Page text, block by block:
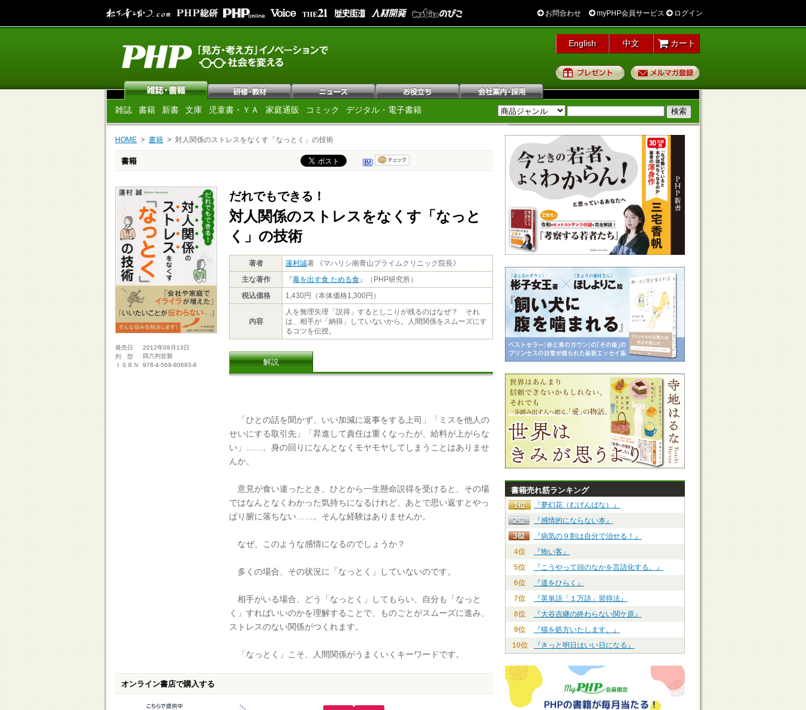
お問合わせ myPHP会員サービス ログイン
English 中文 カート
プレゼント
雑誌 書籍 新書 文庫 児童書・ＹＡ 家庭通販 コミック デジタル・電子書籍
HOME 書籍 対人関係のストレスをなくす「なっとく」の技術
書籍
発売日
2012年09月13日
判 型
四六判並製
ＩＳＢＮ
978-4-569-80693-8
だれでもできる！
対人関係のストレスをなくす「なっと
く」の技術
著者 蓮村誠著 《マハリシ南青山プライムクリニック院長》
主な著作
『毒を出す食 ためる食』（PHP研究所）
税込価格
1,430円（本体価格1,300円）
内容
人を無理矢理「説得」するとしこりが残るのはなぜ？ それ
は、相手が「納得」していないから。人間関係をスムーズにす
るコツを伝授。
解説
「ひとの話を聞かず、いい加減に返事をする上司」「ミスを他人の
せいにする取引先」「昇進して責任は重くなったが、給料が上がらな
い」……。身の回りになんとなくモヤモヤしてしまうことはありませ
んか。
意見が食い違ったとき、ひとから一生懸命説得を受けると、その場
ではなんとなくわかった気持ちになるけれど、あとで思い返すとやっ
ぱり腑に落ちない……。そんな経験はありませんか。
なぜ、このような感情になるのでしょうか？
多くの場合、その状況に「なっとく」していないのです。
相手がいる場合、どう「なっとく」してもらい、自分も「なっと
く」すればいいのかを理解することで、ものごとがスムーズに進み、
ストレスのない関係がつくれます。
「なっとく」こそ、人間関係がうまくいくキーワードです。
オンライン書店で購入する
書籍売れ筋ランキング
『夢幻花（むげんばな）』
『感情的にならない本』
『病気の９割は自分で治せる！』
4位
『怖い客』
5位
『こうやって頭のなかを言語化する。』
6位
『道をひらく』
7位
『英単語「１万語」習得法』
8位
『大谷吉継の終わらない関ケ原』
9位
『猫を処方いたします。』
10位
『きっと明日はいい日になる』